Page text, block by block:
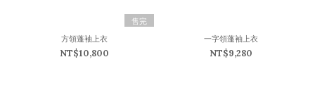
售完
方領蓬袖上衣
NT$10,800
一字領蓬袖上衣
NT$9,280